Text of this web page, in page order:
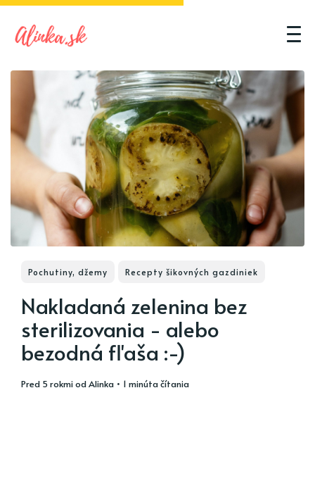
Pochutiny, džemy Recepty šikovných gazdiniek
Nakladaná zelenina bez
sterilizovania - alebo
bezodná fľaša :-)
pred 5 rokmiodAlinka • 1 minúta čítania